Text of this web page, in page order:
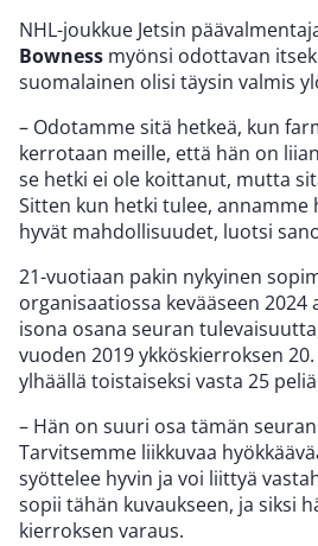
NHL-joukkue Jetsin
Bowness myönsi odottavan
suomalainen olisi täysin valmis
– Odotamme sitä hetkeä, kun
kerrotaan meille, että hän on
se hetki ei ole koittanut, mutta
Sitten kun hetki tulee, annamme
hyvät mahdollisuudet, luotsi
21-vuotiaan pakin nykyinen
organisaatiossa kevääseen 2024
isona osana seuran
vuoden 2019 ykköskierroksen
ylhäällä toistaiseksi vasta 25
– Hän on suuri osa tämän
Tarvitsemme liikkuvaa
syöttelee hyvin ja voi liittyä
sopii tähän kuvaukseen, ja siksi
kierroksen varaus.